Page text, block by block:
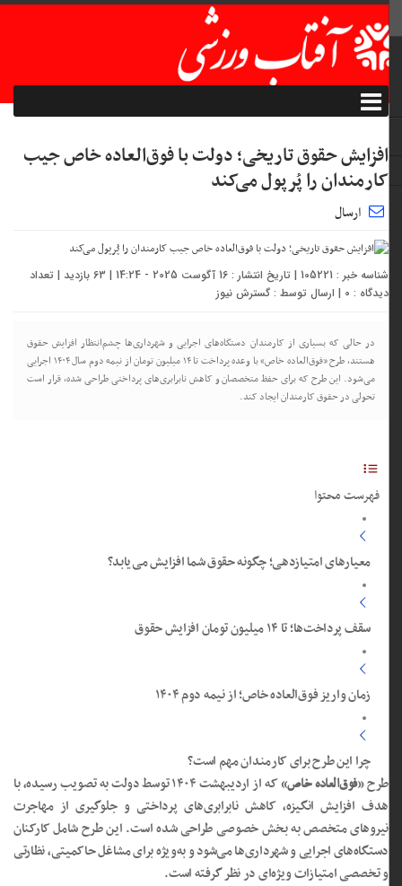
افزایش حقوق تاریخی؛ دولت با فوق‌العاده خاص جیب
کارمندان را پُرپول می‌کند
ارسال
شناسه خبر : 105221 | تاریخ انتشار : 16 آگوست 2025 - 14:24 | 63 بازدید | تعداد
دیدگاه :0 | ارسال توسط :گسترش نیوز
در حالی که بسیاری از کارمندان دستگاه‌های اجرایی و شهرداری‌ها چشم‌انتظار افزایش حقوق
هستند، طرح «فوق‌العاده خاص» با وعده پرداخت تا ۱۴ میلیون تومان از نیمه دوم سال ۱۴۰۴ اجرایی
می‌شود. این طرح که برای حفظ متخصصان و کاهش نابرابری‌های پرداختی طراحی شده، قرار است
تحولی در حقوق کارمندان ایجاد کند.
فهرست محتوا
معیارهای امتیازدهی؛ چگونه حقوق شما افزایش می‌یابد؟
سقف پرداخت‌ها؛ تا ۱۴ میلیون تومان افزایش حقوق
زمان واریز فوق‌العاده خاص؛ از نیمه دوم ۱۴۰۴
چرا این طرح برای کارمندان مهم است؟
طرح «فوق‌العاده خاص
» که از اردیبهشت ۱۴۰۴ توسط دولت به تصویب رسیده، با
هدف افزایش انگیزه، کاهش نابرابری‌های پرداختی و جلوگیری از مهاجرت
نیروهای متخصص به بخش خصوصی طراحی شده است. این طرح شامل کارکنان
دستگاه‌های اجرایی و شهرداری‌ها می‌شود و به‌ویژه برای مشاغل حاکمیتی، نظارتی
و تخصصی امتیازات ویژه‌ای در نظر گرفته است.